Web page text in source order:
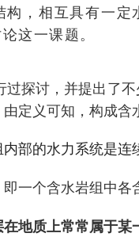
，相互具有一
这一课题。
探讨，并提出了
定义可知，构成含
内部的水力系统是连
即一个含水岩组中各
地质上常常属于某